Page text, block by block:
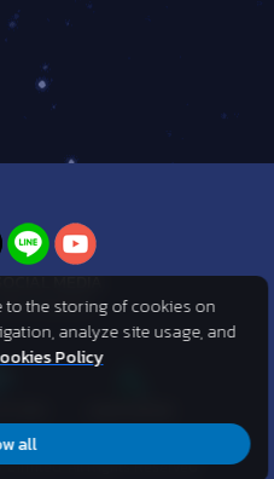
MEDIA
รจาก PlayPark
Reserved. ©2012 Asphere
All Rights Reserved.
to the storing of cookies on
analyze site usage, and
Policy
all